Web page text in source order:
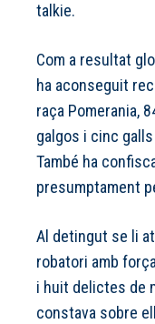
talkie.
Com a resultat
ha aconseguit
raça Pomerania,
galgos i cinc
També ha
presumptament
Al detingut se li
robatori amb
i huit delictes de
constava sobre